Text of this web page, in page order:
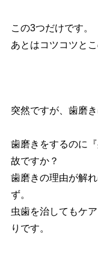
この3つだけです。
あとはコツコツと
突然ですが、歯磨
歯磨きをするのに
故ですか？
歯磨きの理由が解
ず。
虫歯を治してもケ
りです。